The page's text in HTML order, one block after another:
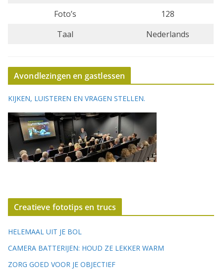
Foto’s
128
Taal
Nederlands
Avondlezingen en gastlessen
KIJKEN, LUISTEREN EN VRAGEN STELLEN.
Creatieve fototips en trucs
HELEMAAL UIT JE BOL
CAMERA BATTERIJEN: HOUD ZE LEKKER WARM
ZORG GOED VOOR JE OBJECTIEF